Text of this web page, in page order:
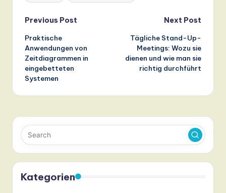
Post
navigation
Previous Post
Praktische
Anwendungen von
Zeitdiagrammen in
eingebetteten
Systemen
Next Post
Tägliche Stand-Up-
Meetings: Wozu sie
dienen und wie man sie
richtig durchführt
Kategorien